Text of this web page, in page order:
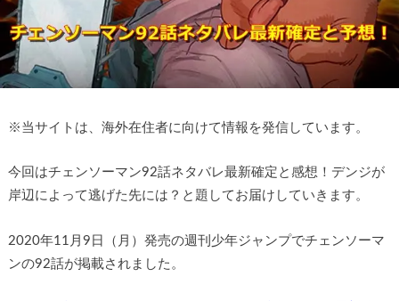
※ 当サイトは、海外在住者に向けて情報を発信しています。
今回はチェンソーマン92話ネタバレ最新確定と感想！デンジが
岸辺によって逃げた先には？と題してお届けしていきます。
2020年11月9日（月）発売の週刊少年ジャンプでチェンソーマ
ンの92話が掲載されました。